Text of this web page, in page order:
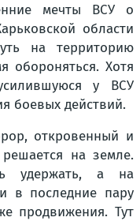
мечты ВСУ о
области
на территорию
обороняться. Хотя
у ВСУ
боевых действий.
откровенный и
на земле.
удержать, а на
в последние пару
продвижения. Тут